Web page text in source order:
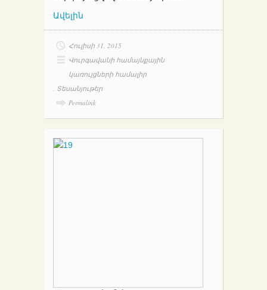
Ավելին
Հուլիսի 31, 2015
Վուրգավանի համայնքային
կառույցների համալիր
, Տեսանյութեր
Permalink